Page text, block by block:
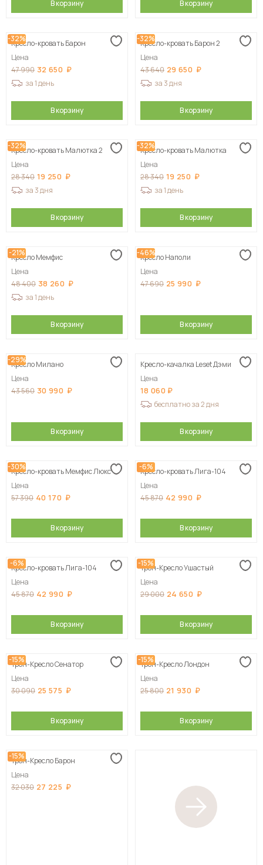
В корзину В корзину
-32%
Кресло-кровать Барон
Цена
47 990 32 650
за 1 день
В корзину
-32%
Кресло-кровать Барон 2
Цена
43 640 29 650
за 3 дня
В корзину
-32%
Кресло-кровать Малютка 2
Цена
28 340 19 250
за 3 дня
В корзину
-32%
Кресло-кровать Малютка
Цена
28 340 19 250
за 1 день
В корзину
-21%
Кресло Мемфис
Цена
48 400 38 260
за 1 день
В корзину
-46%
Кресло Наполи
Цена
47 690 25 990
В корзину
-29%
Кресло Милано
Цена
43 560 30 990
В корзину
Кресло-качалка Leset Дэми
Цена
18 060
бесплатно за 2 дня
В корзину
-30%
Кресло-кровать Мемфис Люкс
Цена
57 390 40 170
В корзину
-6%
Кресло-кровать Лига-104
Цена
45 870 42 990
В корзину
-6%
Кресло-кровать Лига-104
Цена
45 870 42 990
В корзину
-15%
Трон-Кресло Ушастый
Цена
29 000 24 650
В корзину
-15%
Трон-Кресло Сенатор
Цена
30 090 25 575
В корзину
-15%
Трон-Кресло Лондон
Цена
25 800 21 930
В корзину
-15%
Трон-Кресло Барон
Цена
32 030 27 225